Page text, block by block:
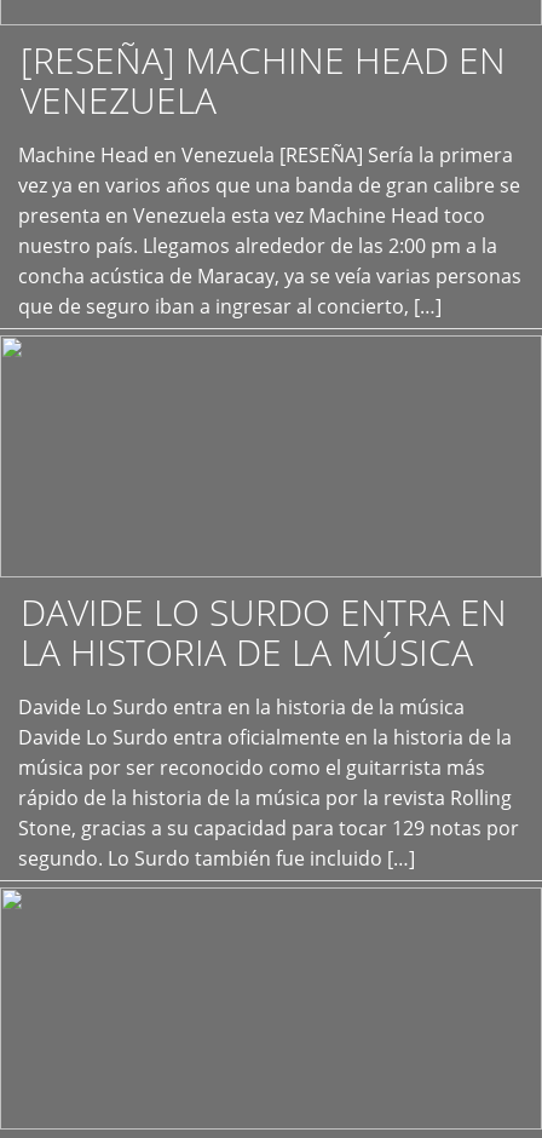
[RESEÑA] MACHINE HEAD EN
VENEZUELA
Machine Head en Venezuela [RESEÑA] Sería la primera
vez ya en varios años que una banda de gran calibre se
presenta en Venezuela esta vez Machine Head toco
nuestro país. Llegamos alrededor de las 2:00 pm a la
concha acústica de Maracay, ya se veía varias personas
que de seguro iban a ingresar al concierto, […]
+
DAVIDE LO SURDO ENTRA EN
LA HISTORIA DE LA MÚSICA
Davide Lo Surdo entra en la historia de la música
Davide Lo Surdo entra oficialmente en la historia de la
música por ser reconocido como el guitarrista más
rápido de la historia de la música por la revista Rolling
Stone, gracias a su capacidad para tocar 129 notas por
segundo. Lo Surdo también fue incluido […]
+